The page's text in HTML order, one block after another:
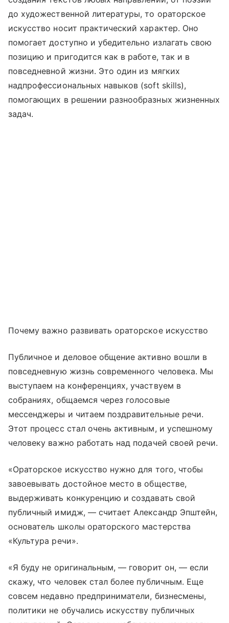
до художественной литературы, то ораторское
искусство носит практический характер. Оно
помогает доступно и убедительно излагать свою
позицию и пригодится как в работе, так и в
повседневной жизни. Это один из мягких
надпрофессиональных навыков (soft skills),
помогающих в решении разнообразных жизненных
задач.
Почему важно развивать ораторское искусство
Публичное и деловое общение активно вошли в
повседневную жизнь современного человека. Мы
выступаем на конференциях, участвуем в
собраниях, общаемся через голосовые
мессенджеры и читаем поздравительные речи.
Этот процесс стал очень активным, и успешному
человеку важно работать над подачей своей речи.
«Ораторское искусство нужно для того, чтобы
завоевывать достойное место в обществе,
выдерживать конкуренцию и создавать свой
публичный имидж, — считает Александр Эпштейн,
основатель школы ораторского мастерства
«Культура речи».
«Я буду не оригинальным, — говорит он, — если
скажу, что человек стал более публичным. Еще
совсем недавно предприниматели, бизнесмены,
политики не обучались искусству публичных